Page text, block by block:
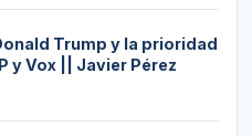
Trump y la prioridad
y Vox || Javier Pérez